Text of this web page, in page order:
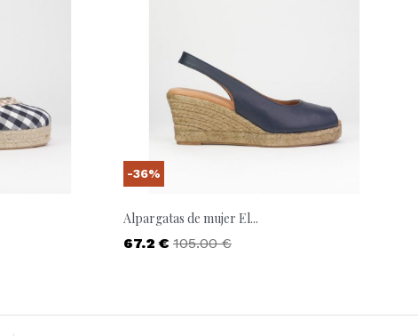
Alpargatas de mujer El...
Precio
67.2 € Precio base
105.00 €
-36%